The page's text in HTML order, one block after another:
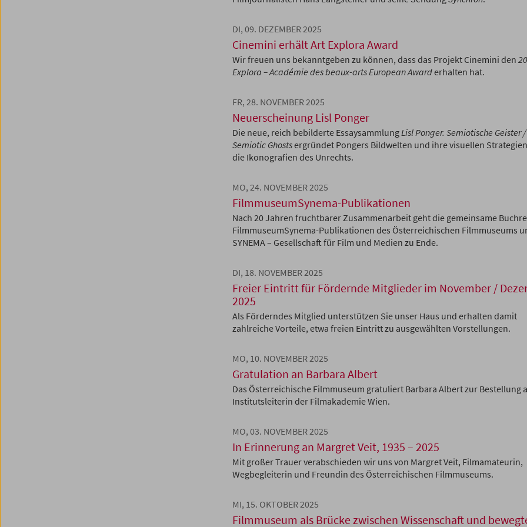
DI, 09. DEZEMBER 2025
Cinemini erhält Art Explora Award
Wir freuen uns bekanntgeben zu können, dass das Projekt Cinemini den
Explora – Académie des beaux-arts European Awarderhalten hat.
FR, 28. NOVEMBER 2025
Neuerscheinung Lisl Ponger
Die neue, reich bebilderte EssaysammlungLisl Ponger. Semiotische Geister /
Semiotic Ghostsergründet Pongers Bildwelten und ihre visuellen
die Ikonografien des Unrechts.
MO, 24. NOVEMBER 2025
FilmmuseumSynema-Publikationen
Nach 20 Jahren fruchtbarer Zusammenarbeit geht die gemeinsame
FilmmuseumSynema-Publikationen des Österreichischen Filmmuseums
SYNEMA – Gesellschaft für Film und Medien zu Ende.
DI, 18. NOVEMBER 2025
Freier Eintritt für Fördernde Mitglieder im November /
2025
Als Förderndes Mitglied unterstützen Sie unser Haus und erhalten damit
zahlreiche Vorteile, etwa freien Eintritt zu ausgewählten Vorstellungen.
MO, 10. NOVEMBER 2025
Gratulation an Barbara Albert
Das Österreichische Filmmuseum gratuliert Barbara Albert zur Bestellung
Institutsleiterin der Filmakademie Wien.
MO, 03. NOVEMBER 2025
In Erinnerung an Margret Veit, 1935 – 2025
Mit großer Trauer verabschieden wir uns von Margret Veit, Filmamateurin,
Wegbegleiterin und Freundin des Österreichischen Filmmuseums.
MI, 15. OKTOBER 2025
Filmmuseum als Brücke zwischen Wissenschaft und